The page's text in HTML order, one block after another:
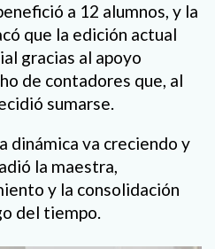
a 12 alumnos, y la
que la edición actual
gracias al apoyo
de contadores que, al
sumarse.
dinámica va creciendo y
la maestra,
y la consolidación
del tiempo.